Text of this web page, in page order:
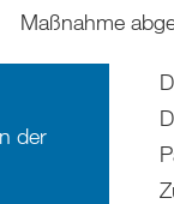
Maßnahme
der